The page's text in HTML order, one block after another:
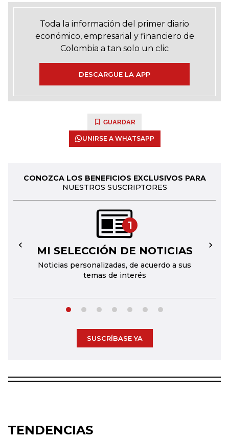
Toda la información del primer diario
económico, empresarial y financiero de
Colombia a tan solo un clic
DESCARGUE LA APP
GUARDAR
UNIRSE A WHATSAPP
CONOZCA LOS BENEFICIOS EXCLUSIVOS PARA
NUESTROS SUSCRIPTORES
1
MI SELECCIÓN DE NOTICIAS
Noticias personalizadas, de acuerdo a sus
temas de interés
← →
SUSCRÍBASE YA
TENDENCIAS